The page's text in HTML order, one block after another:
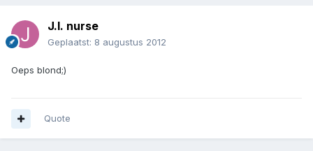
J.I. nurse
Geplaatst: 8 augustus 2012
Oeps blond;)
Quote